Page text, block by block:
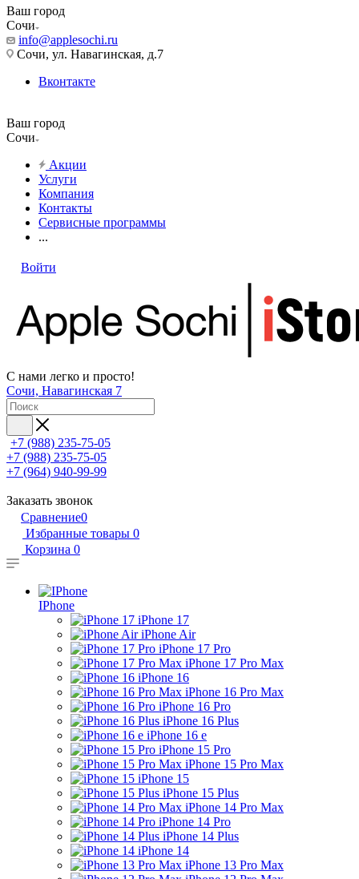
Ваш город
Сочи
info@applesochi.ru
Сочи, ул. Навагинская, д.7
Вконтакте
Ваш город
Сочи
Акции
Услуги
Компания
Контакты
Сервисные программы
...
Войти
С нами легко и просто!
Сочи, Навагинская 7
+7 (988) 235-75-05
+7 (988) 235-75-05
+7 (964) 940-99-99
Заказать звонок
Сравнение0
Избранные товары 0
Корзина 0
IPhone
iPhone 17
iPhone Air
iPhone 17 Pro
iPhone 17 Pro Max
iPhone 16
iPhone 16 Pro Max
iPhone 16 Pro
iPhone 16 Plus
iPhone 16 e
iPhone 15 Pro
iPhone 15 Pro Max
iPhone 15
iPhone 15 Plus
iPhone 14 Pro Max
iPhone 14 Pro
iPhone 14 Plus
iPhone 14
iPhone 13 Pro Max